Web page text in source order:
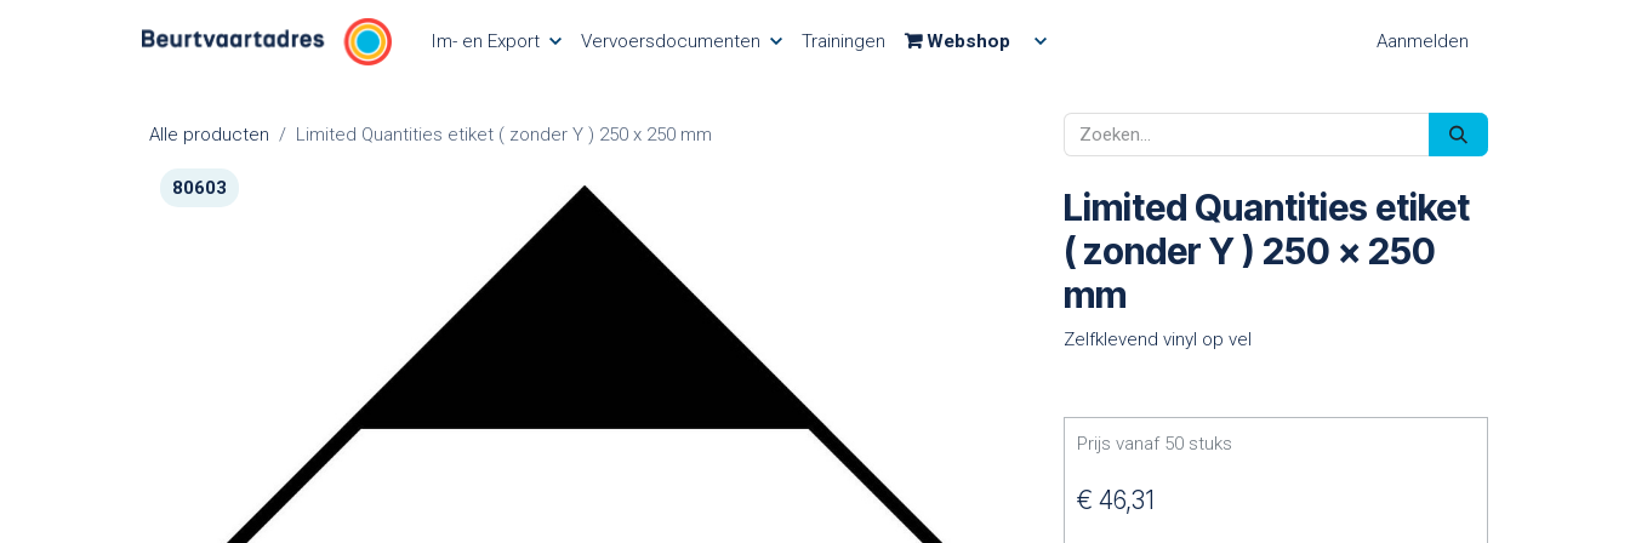
Im- en Export
Vervoersdocumenten Trainingen Webshop Aanmelden
Alle producten Limited Quantities etiket ( zonder Y ) 250 x 250 mm
80603
Limited Quantities etiket
( zonder Y ) 250 x 250
mm
Zelfklevend vinyl op vel
Prijs vanaf 50 stuks
€ 46,31